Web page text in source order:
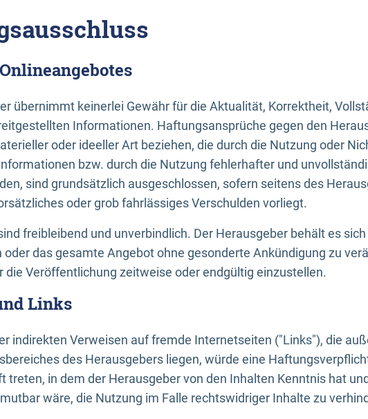
übernimmt keinerlei Gewähr für die Aktualität, Korrektheit,
Informationen. Haftungsansprüche gegen den
oder ideeller Art beziehen, die durch die Nutzung oder
bzw. durch die Nutzung fehlerhafter und
sind grundsätzlich ausgeschlossen, sofern seitens des
oder grob fahrlässiges Verschulden vorliegt.
freibleibend und unverbindlich. Der Herausgeber behält es
oder das gesamte Angebot ohne gesonderte Ankündigung zu
die Veröffentlichung zeitweise oder endgültig einzustellen.
Links
indirekten Verweisen auf fremde Internetseiten ("Links"), die
des Herausgebers liegen, würde eine
treten, in dem der Herausgeber von den Inhalten Kenntnis hat
wäre, die Nutzung im Falle rechtswidriger Inhalte zu